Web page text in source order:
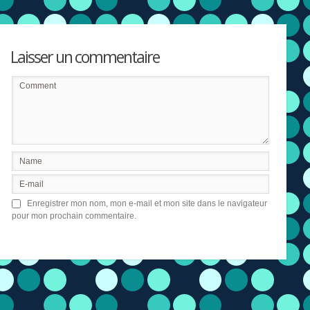
Laisser un commentaire
Enregistrer mon nom, mon e-mail et mon site dans le navigateur
pour mon prochain commentaire.